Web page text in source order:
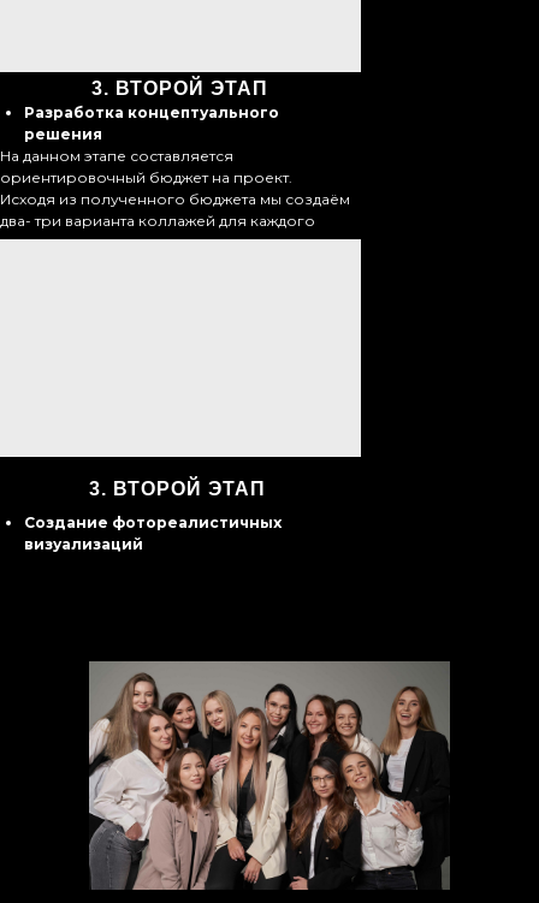
3. ВТОРОЙ ЭТАП
Разработка концептуального
решения
На данном этапе составляется
ориентировочный бюджет на проект.
Исходя из полученного бюджета мы создаём
два- три варианта коллажей для каждого
помещения.
3. ВТОРОЙ ЭТАП
Создание фотореалистичных
визуализаций